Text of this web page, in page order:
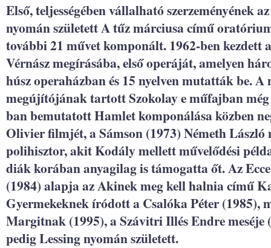
Első, teljességében vállalható szerzeményének
nyomán született A tűz márciusa című
további 21 művet komponált. 1962-ben
Vérnász megírásába, első operáját, amelyen
húsz operaházban és 15 nyelven mutatták be.
megújítójának tartott Szokolay e műfajban
ban bemutatott Hamlet komponálása közben
Olivier filmjét, a Sámson (1973) Németh László
polihisztor, akit Kodály mellett művelődési
diák korában anyagilag is támogatta őt. Az
(1984) alapja az Akinek meg kell halnia című
Gyermekeknek íródott a Csalóka Péter (1985),
Margitnak (1995), a Szávitri Illés Endre meséje
pedig Lessing nyomán született.